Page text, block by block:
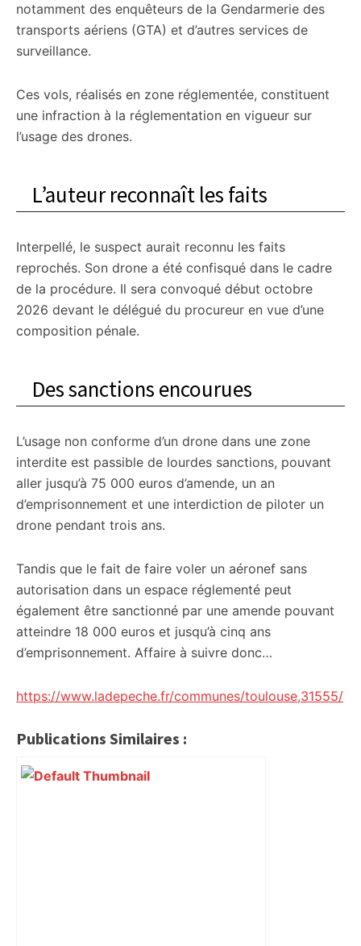
notamment des enquêteurs de la Gendarmerie des
transports aériens (GTA) et d’autres services de
surveillance.
Ces vols, réalisés en zone réglementée, constituent
une infraction à la réglementation en vigueur sur
l’usage des drones.
L’auteur reconnaît les faits
Interpellé, le suspect aurait reconnu les faits
reprochés. Son drone a été confisqué dans le cadre
de la procédure. Il sera convoqué début octobre
2026 devant le délégué du procureur en vue d’une
composition pénale.
Des sanctions encourues
L’usage non conforme d’un drone dans une zone
interdite est passible de lourdes sanctions, pouvant
aller jusqu’à 75 000 euros d’amende, un an
d’emprisonnement et une interdiction de piloter un
drone pendant trois ans.
Tandis que le fait de faire voler un aéronef sans
autorisation dans un espace réglementé peut
également être sanctionné par une amende pouvant
atteindre 18 000 euros et jusqu’à cinq ans
d’emprisonnement. Affaire à suivre donc…
https://www.ladepeche.fr/communes/toulouse,31555/
Publications Similaires :